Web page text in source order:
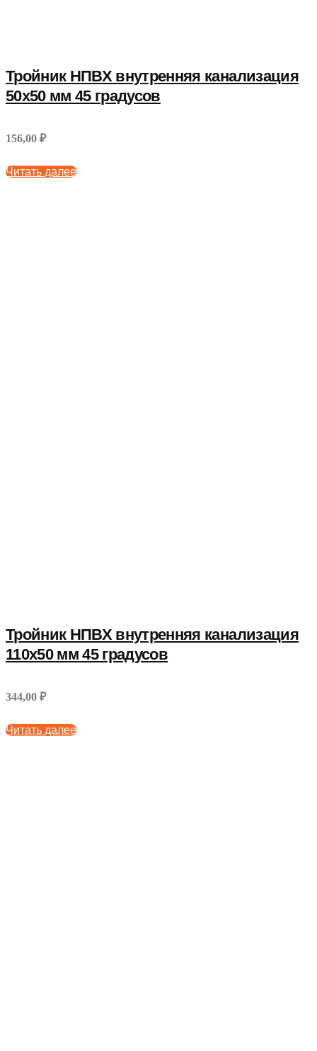
Тройник НПВХ внутренняя канализация
50x50 мм 45 градусов
156,00 ₽
Читать далее
Тройник НПВХ внутренняя канализация
110x50 мм 45 градусов
344,00 ₽
Читать далее